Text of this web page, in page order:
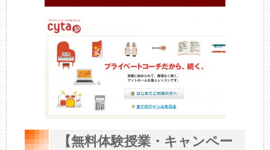
【無料体験授業・キャンペー